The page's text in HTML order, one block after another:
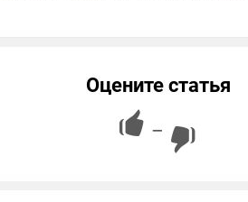
Оцените статья
—